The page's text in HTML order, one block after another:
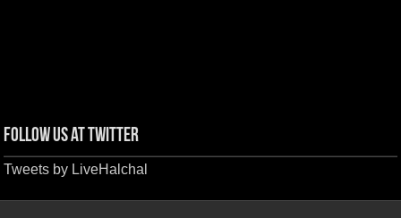
Follow us at Twitter
Tweets by LiveHalchal